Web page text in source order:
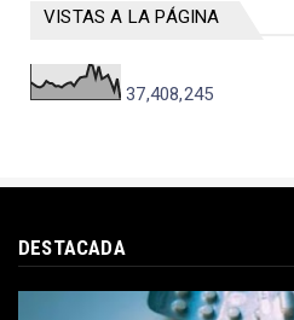
VISTAS A LA PÁGINA
37,408,245
DESTACADA